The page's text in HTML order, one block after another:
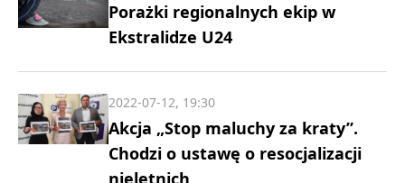
Porażki regionalnych ekip w
Ekstralidze U24
Akcja „Stop maluchy za kraty”.
Chodzi o ustawę o resocjalizacji
nieletnich
2022-07-12, 19:30